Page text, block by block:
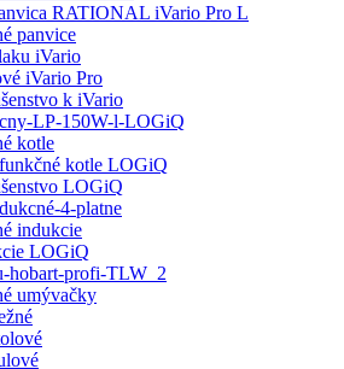
panvice
iVario
iVario Pro
k iVario
kotle
kotle LOGiQ
LOGiQ
indukcie
LOGiQ
umývačky